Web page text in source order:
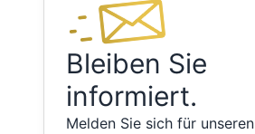
Bleiben Sie
informiert.
Melden Sie sich für unseren